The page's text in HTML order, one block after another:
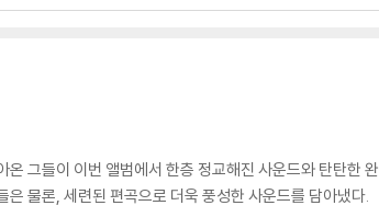
그들이 이번 앨범에서 한층 정교해진 사운드와 탄탄한 완
물론, 세련된 편곡으로 더욱 풍성한 사운드를 담아냈다.